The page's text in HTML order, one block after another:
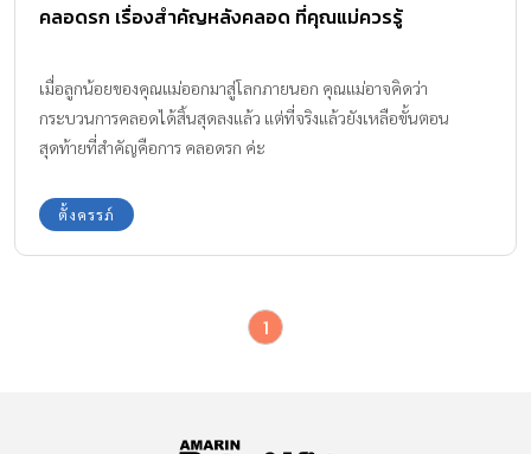
คลอดรก เรื่องสำคัญหลังคลอด ที่คุณแม่ควรรู้
เมื่อลูกน้อยของคุณแม่ออกมาสู่โลกภายนอก คุณแม่อาจคิดว่า
กระบวนการคลอดได้สิ้นสุดลงแล้ว แต่ที่จริงแล้วยังเหลือขั้นตอน
สุดท้ายที่สำคัญคือการ คลอดรก ค่ะ
ตั้งครรภ์
1